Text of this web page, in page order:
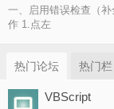
一、启用错误检查（
作 1.点左
热门论坛 热门栏
VBScript